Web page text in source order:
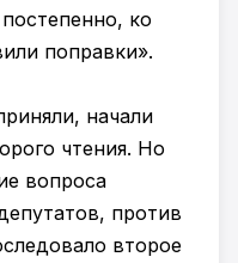
ко
поправки».
начали
чтения. Но
вопроса
против
второе